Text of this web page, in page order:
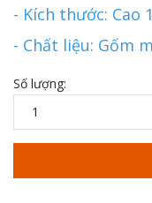
- Kích thước: Cao
- Chất liệu: Gốm
Số lượng: